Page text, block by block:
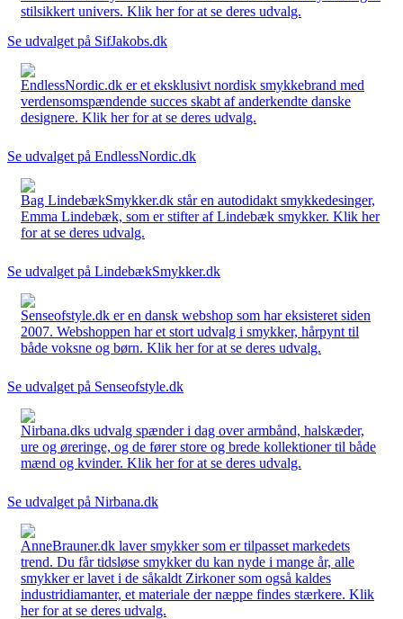
stilsikkert univers. Klik her for at se deres udvalg.
Se udvalget på SifJakobs.dk
EndlessNordic.dk er et eksklusivt nordisk smykkebrand med
verdensomspændende succes skabt af anderkendte danske
designere. Klik her for at se deres udvalg.
Se udvalget på EndlessNordic.dk
Bag LindebækSmykker.dk står en autodidakt smykkedesinger,
Emma Lindebæk, som er stifter af Lindebæk smykker. Klik her
for at se deres udvalg.
Se udvalget på LindebækSmykker.dk
Senseofstyle.dk er en dansk webshop som har eksisteret siden
2007. Webshoppen har et stort udvalg i smykker, hårpynt til
både voksne og børn. Klik her for at se deres udvalg.
Se udvalget på Senseofstyle.dk
Nirbana.dks udvalg spænder i dag over armbånd, halskæder,
ure og øreringe, og de fører store og brede kollektioner til både
mænd og kvinder. Klik her for at se deres udvalg.
Se udvalget på Nirbana.dk
AnneBrauner.dk laver smykker som er tilpasset markedets
trend. Du får tidsløse smykker du kan nyde i mange år, alle
smykker er lavet i de såkaldt Zirkoner som også kaldes
industridiamanter, et materiale der næppe findes stærkere. Klik
her for at se deres udvalg.